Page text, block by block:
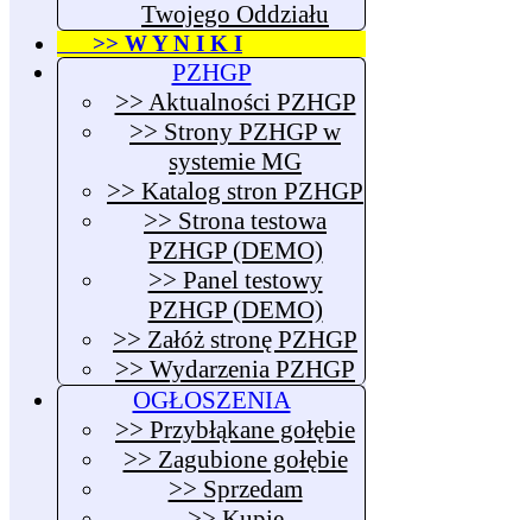
Twojego Oddziału
>> W Y N I K I
PZHGP
>> Aktualności PZHGP
>> Strony PZHGP w
systemie MG
>> Katalog stron PZHGP
>> Strona testowa
PZHGP (DEMO)
>> Panel testowy
PZHGP (DEMO)
>> Załóż stronę PZHGP
>> Wydarzenia PZHGP
OGŁOSZENIA
>> Przybłąkane gołębie
>> Zagubione gołębie
>> Sprzedam